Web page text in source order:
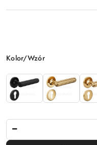
Wariant
Kolor/Wzór